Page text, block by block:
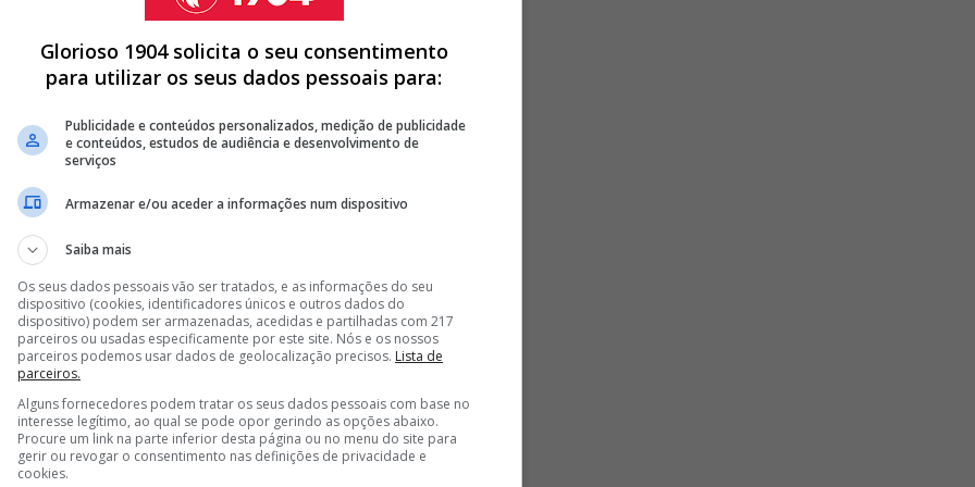
MÉDIO DO BENFICA PARA GUIMARÃES
MARCO SILVA E PRETENDE LEVAR ALVO DO BENFICA PARA
BENFICA E OBRIGA MARCO SILVA A PROCURAR OUTRA
< >
das encarnadas (Saiba mais aqui), a formação da Luz
Glorioso 1904 solicita o seu consentimento
para utilizar os seus dados pessoais para:
Publicidade e conteúdos personalizados, medição de publicidade
e conteúdos, estudos de audiência e desenvolvimento de
serviços
Armazenar e/ou aceder a informações num dispositivo
Saiba mais
Os seus dados pessoais vão ser tratados, e as informações do seu
dispositivo (cookies, identificadores únicos e outros dados do
dispositivo) podem ser armazenadas, acedidas e partilhadas com 217
parceiros ou usadas especificamente por este site. Nós e os nossos
parceiros podemos usar dados de geolocalização precisos. Lista de
parceiros.
Alguns fornecedores podem tratar os seus dados pessoais com base no
interesse legítimo, ao qual se pode opor gerindo as opções abaixo.
Procure um link na parte inferior desta página ou no menu do site para
gerir ou revogar o consentimento nas definições de privacidade e
cookies.